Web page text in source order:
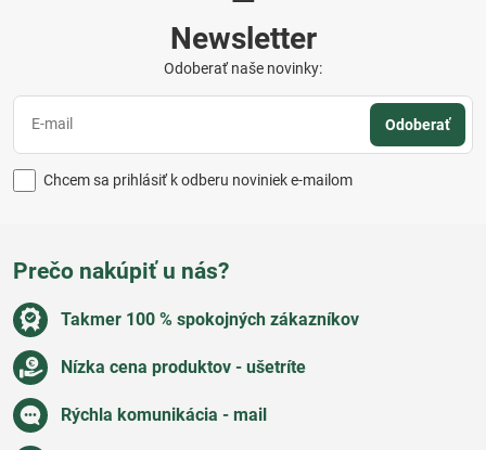
Newsletter
Odoberať naše novinky:
Odoberať
Chcem sa prihlásiť k odberu noviniek e-mailom
Prečo nakúpiť u nás?
Takmer 100 % spokojných zákazníkov
Nízka cena produktov - ušetríte
Rýchla komunikácia - mail